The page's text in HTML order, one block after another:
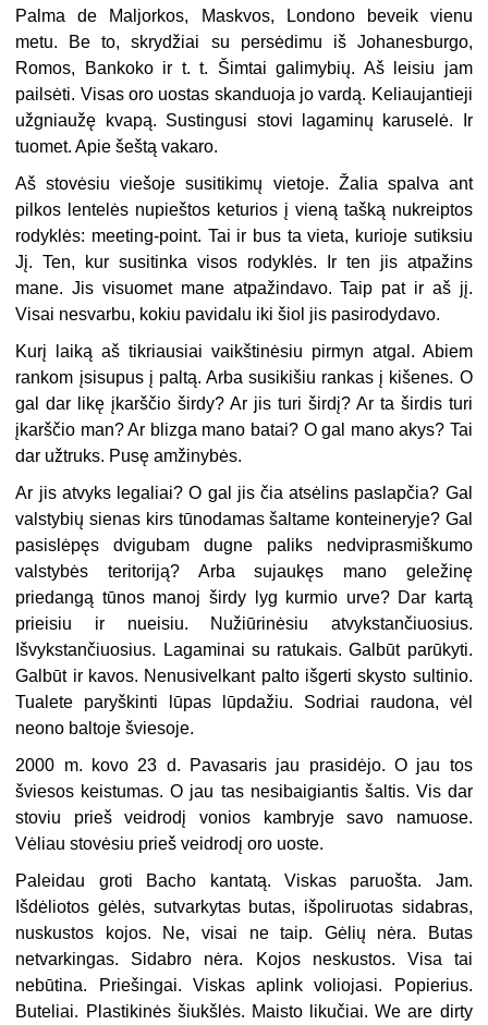
Palma de Maljorkos, Maskvos, Londono beveik vienu
metu. Be to, skrydžiai su persėdimu iš Johanesburgo,
Romos, Bankoko ir t. t. Šimtai galimybių. Aš leisiu jam
pailsėti. Visas oro uostas skanduoja jo vardą. Keliaujantieji
užgniaužę kvapą. Sustingusi stovi lagaminų karuselė. Ir
tuomet. Apie šeštą vakaro.
Aš stovėsiu viešoje susitikimų vietoje. Žalia spalva ant
pilkos lentelės nupieštos keturios į vieną tašką nukreiptos
rodyklės: meeting-point. Tai ir bus ta vieta, kurioje sutiksiu
Jį. Ten, kur susitinka visos rodyklės. Ir ten jis atpažins
mane. Jis visuomet mane atpažindavo. Taip pat ir aš jį.
Visai nesvarbu, kokiu pavidalu iki šiol jis pasirodydavo.
Kurį laiką aš tikriausiai vaikštinėsiu pirmyn atgal. Abiem
rankom įsisupus į paltą. Arba susikišiu rankas į kišenes. O
gal dar likę įkarščio širdy? Ar jis turi širdį? Ar ta širdis turi
įkarščio man? Ar blizga mano batai? O gal mano akys? Tai
dar užtruks. Pusę amžinybės.
Ar jis atvyks legaliai? O gal jis čia atsėlins paslapčia? Gal
valstybių sienas kirs tūnodamas šaltame konteineryje? Gal
pasislėpęs dvigubam dugne paliks nedviprasmiškumo
valstybės teritoriją? Arba sujaukęs mano geležinę
priedangą tūnos manoj širdy lyg kurmio urve? Dar kartą
prieisiu ir nueisiu. Nužiūrinėsiu atvykstančiuosius.
Išvykstančiuosius. Lagaminai su ratukais. Galbūt parūkyti.
Galbūt ir kavos. Nenusivelkant palto išgerti skysto sultinio.
Tualete paryškinti lūpas lūpdažiu. Sodriai raudona, vėl
neono baltoje šviesoje.
2000 m. kovo 23 d. Pavasaris jau prasidėjo. O jau tos
šviesos keistumas. O jau tas nesibaigiantis šaltis. Vis dar
stoviu prieš veidrodį vonios kambryje savo namuose.
Vėliau stovėsiu prieš veidrodį oro uoste.
Paleidau groti Bacho kantatą. Viskas paruošta. Jam.
Išdėliotos gėlės, sutvarkytas butas, išpoliruotas sidabras,
nuskustos kojos. Ne, visai ne taip. Gėlių nėra. Butas
netvarkingas. Sidabro nėra. Kojos neskustos. Visa tai
nebūtina. Priešingai. Viskas aplink voliojasi. Popierius.
Buteliai. Plastikinės šiukšlės. Maisto likučiai. We are dirty